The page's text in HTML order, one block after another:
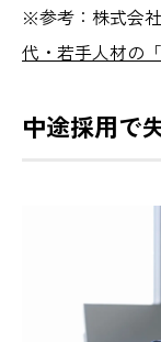
※参考： 株式会
代・若手人材の
中途採用で